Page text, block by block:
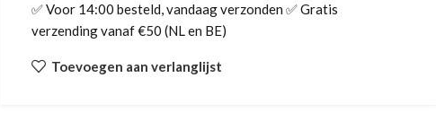
✅ Voor 14:00 besteld, vandaag verzonden ✅ Gratis
verzending vanaf €50 (NL en BE)
Toevoegen aan verlanglijst